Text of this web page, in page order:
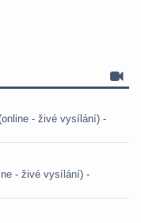
- živé vysílání) -
- živé vysílání) -